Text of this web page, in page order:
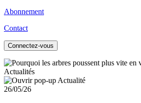
Abonnement
Contact
Connectez-vous
Actualités
26/05/26